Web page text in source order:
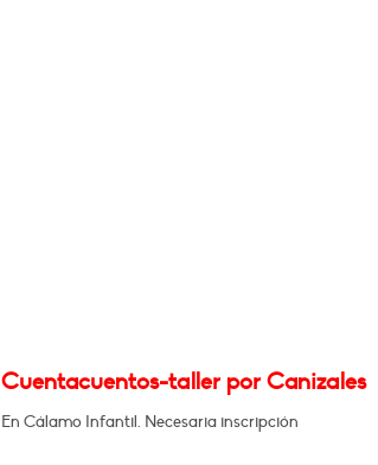
Cuentacuentos-taller por Canizales
En Cálamo Infantil. Necesaria inscripción